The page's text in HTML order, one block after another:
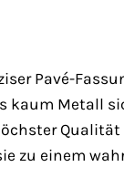
Pavé-
kaum Metall
zu einem